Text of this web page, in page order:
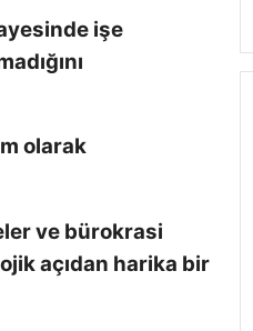
işe
olarak
ve bürokrasi
açıdan harika bir